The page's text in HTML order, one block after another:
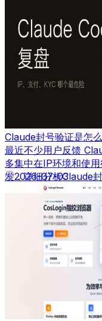
Claude封号验证是怎
最近不少用户反馈
多集中在IP环境和使
发，详细分析Claude
免再次被封，并结合
期使用AI工具的用户
2026-07-03